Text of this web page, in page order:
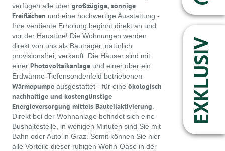
verfügen alle über großzügige, sonnige
Freiflächen und eine hochwertige Ausstattung -
Ihre verdiente Erholung beginnt direkt an und
vor der Haustüre! Die Wohnungen werden
direkt von uns als Bauträger, natürlich
provisionsfrei, verkauft. Die Häuser sind mit
einer Photovoltaikanlage und einer über ein
Erdwärme-Tiefensondenfeld betriebenen
Wärmepumpe ausgestattet - für eine ökologisch
nachhaltige und kostengünstige
Energieversorgung mittels Bauteilaktivierung
Direkt bei der Wohnanlage befindet sich eine
Bushaltestelle, in wenigen Minuten sind Sie mit
Bahn oder Auto in Graz. Somit können Sie hier
alle Vorteile dieser ruhigen Wohn-Oase in der
EXKLUSIV